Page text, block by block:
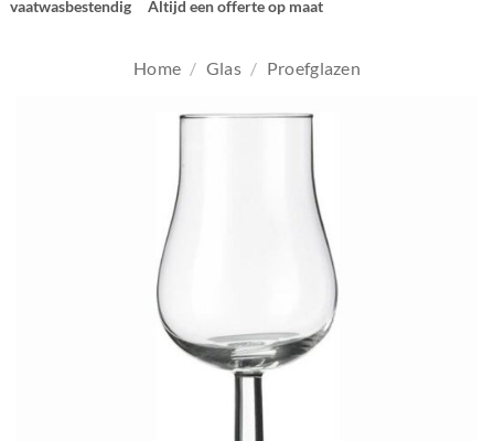
vaatwasbestendig Altijd een offerte op maat
Home / Glas / Proefglazen